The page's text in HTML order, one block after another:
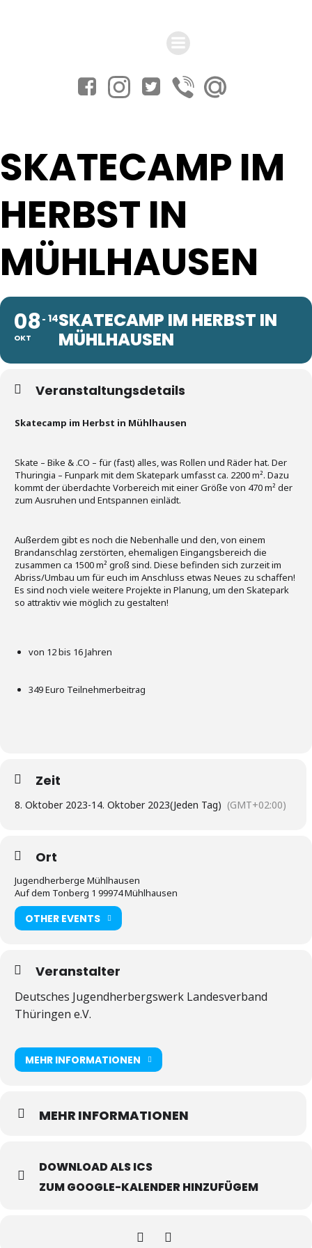
springen
SKATECAMP IM
HERBST IN
MÜHLHAUSEN
08
OKT
14SKATECAMP IM HERBST IN
MÜHLHAUSEN
Veranstaltungsdetails
Skatecamp im Herbst in Mühlhausen
Skate – Bike & .CO – für (fast) alles, was Rollen und Räder hat. Der
Thuringia – Funpark mit dem Skatepark umfasst ca. 2200 m². Dazu
kommt der überdachte Vorbereich mit einer Größe von 470 m² der
zum Ausruhen und Entspannen einlädt.
Außerdem gibt es noch die Nebenhalle und den, von einem
Brandanschlag zerstörten, ehemaligen Eingangsbereich die
zusammen ca 1500 m² groß sind. Diese befinden sich zurzeit im
Abriss/Umbau um für euch im Anschluss etwas Neues zu schaffen!
Es sind noch viele weitere Projekte in Planung, um den Skatepark
so attraktiv wie möglich zu gestalten!
von 12 bis 16 Jahren
349 Euro Teilnehmerbeitrag
Zeit
8. Oktober 2023-14. Oktober 2023(Jeden Tag) (GMT+02:00)
Ort
Jugendherberge Mühlhausen
Auf dem Tonberg 1 99974 Mühlhausen
OTHER EVENTS
Veranstalter
Deutsches Jugendherbergswerk Landesverband
Thüringen e.V.
MEHR INFORMATIONEN
MEHR INFORMATIONEN
DOWNLOAD ALS ICS
ZUM GOOGLE-KALENDER HINZUFÜGEM